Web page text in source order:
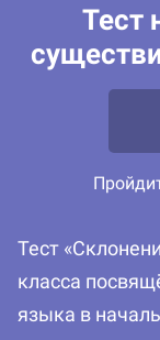
Тест
Тест
класса
языка в